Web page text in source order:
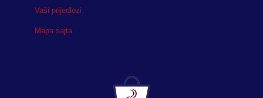
Vaši prijedlozi
Mapa sajta